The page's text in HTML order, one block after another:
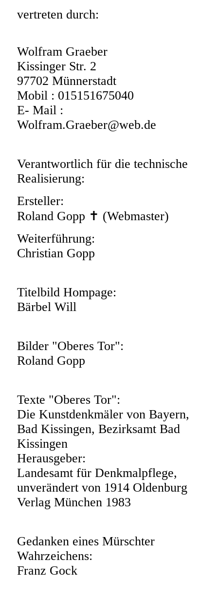
vertreten durch:
Wolfram Graeber
Kissinger Str. 2
97702 Münnerstadt
Mobil : 015151675040
E- Mail :
Wolfram.Graeber@web.de
Verantwortlich für die technische
Realisierung:
Ersteller:
Roland Gopp ✝ (Webmaster)
Weiterführung:
Christian Gopp
Titelbild Hompage:
Bärbel Will
Bilder "Oberes Tor":
Roland Gopp
Texte "Oberes Tor":
Die Kunstdenkmäler von Bayern,
Bad Kissingen, Bezirksamt Bad
Kissingen
Herausgeber:
Landesamt für Denkmalpflege,
unverändert von 1914 Oldenburg
Verlag München 1983
Gedanken eines Mürschter
Wahrzeichens:
Franz Gock